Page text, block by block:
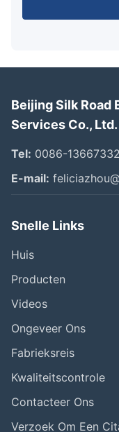
Beijing Silk Road
Services Co., Ltd.
Tel: 0086-
E-mail:
Snelle Links
Huis
Producten
Videos
Ongeveer Ons
Fabrieksreis
Kwaliteitscontrole
Contacteer Ons
Verzoek Om Een